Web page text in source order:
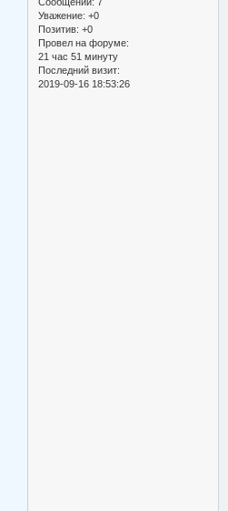
Уважение: +0
Позитив: +0
Провел на форуме:
21 час 51 минуту
Последний визит:
2019-09-16 18:53:26